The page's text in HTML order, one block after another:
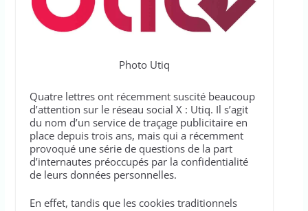
Photo Utiq
Quatre lettres ont récemment suscité beaucoup
d’attention sur le réseau social X : Utiq. Il s’agit
du nom d’un service de traçage publicitaire en
place depuis trois ans, mais qui a récemment
provoqué une série de questions de la part
d’internautes préoccupés par la confidentialité
de leurs données personnelles.
En effet, tandis que les cookies traditionnels